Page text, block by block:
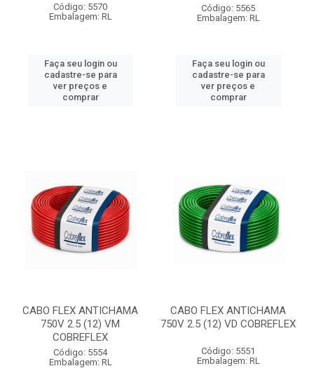
Código: 5570
Embalagem: RL
Faça seu login ou
cadastre-se para
ver preços e
comprar
Código: 5565
Embalagem: RL
Faça seu login ou
cadastre-se para
ver preços e
comprar
CABO FLEX ANTICHAMA
750V 2.5 (12) VM
COBREFLEX
Código: 5554
Embalagem: RL
CABO FLEX ANTICHAMA
750V 2.5 (12) VD COBREFLEX
Código: 5551
Embalagem: RL